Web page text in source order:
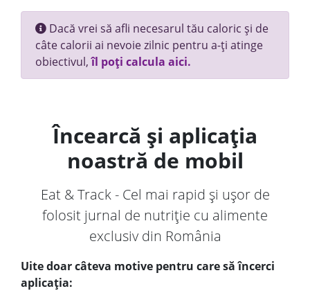
Dacă vrei să afli necesarul tău caloric și de
câte calorii ai nevoie zilnic pentru a-ți atinge
obiectivul,îl poți calcula aici.
Încearcă și aplicația
noastră de mobil
Eat & Track - Cel mai rapid și ușor de
folosit jurnal de nutriție cu alimente
exclusiv din România
Uite doar câteva motive pentru care să încerci
aplicația: